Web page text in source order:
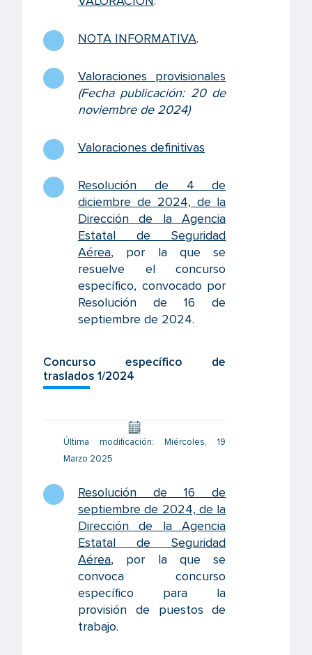
NOTA INFORMATIVA.
Valoraciones provisionales
(Fecha publicación: 20 de
noviembre de 2024)
Valoraciones definitivas
Resolución de 4 de
diciembre de 2024, de la
Dirección de la Agencia
Estatal de Seguridad
Aérea, por la que se
resuelve el concurso
específico, convocado por
Resolución de 16 de
septiembre de 2024.
Concurso específico de
traslados 1/2024
Última modificación: Miércoles, 19
Marzo 2025
Resolución de 16 de
septiembre de 2024, de la
Dirección de la Agencia
Estatal de Seguridad
Aérea, por la que se
convoca concurso
específico para la
provisión de puestos de
trabajo.